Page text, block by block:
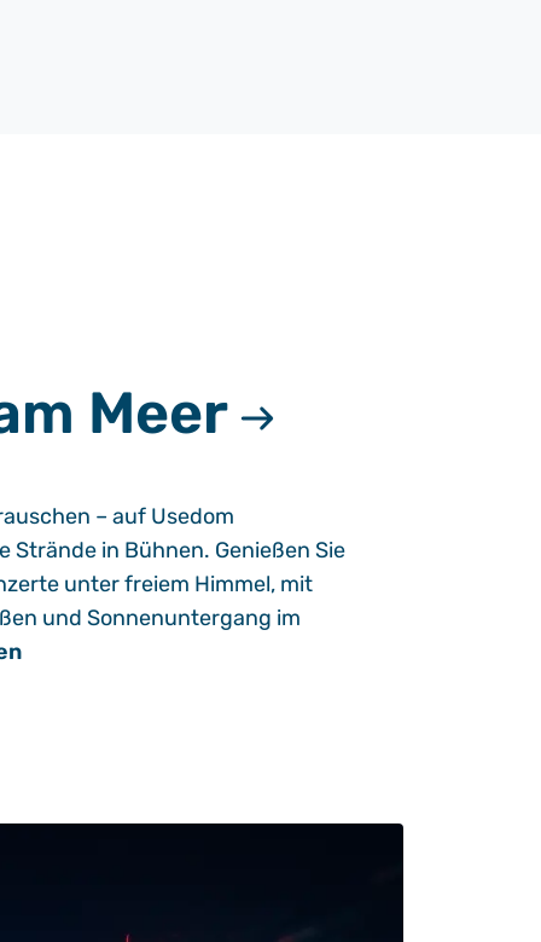
Meer
– auf Usedom
Strände in Bühnen. Genießen Sie
unter freiem Himmel, mit
und Sonnenuntergang im